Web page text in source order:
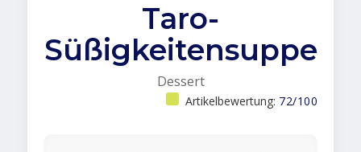
Taro-
Süßigkeitensuppe
Dessert
Artikelbewertung: 72/100